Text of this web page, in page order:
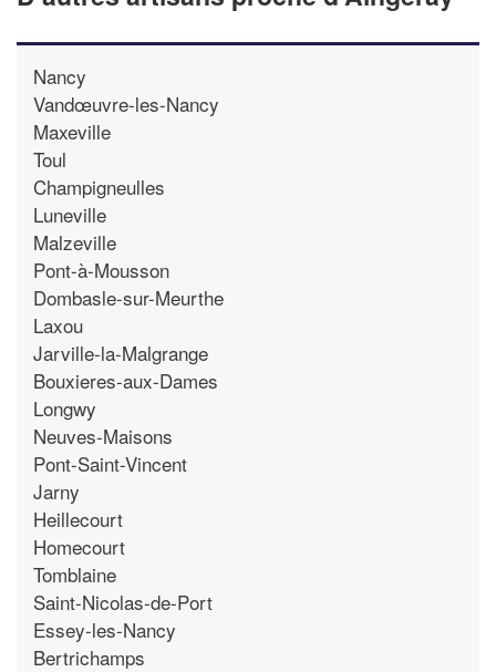
Nancy
Vandœuvre-les-Nancy
Maxeville
Toul
Champigneulles
Luneville
Malzeville
Pont-à-Mousson
Dombasle-sur-Meurthe
Laxou
Jarville-la-Malgrange
Bouxieres-aux-Dames
Longwy
Neuves-Maisons
Pont-Saint-Vincent
Jarny
Heillecourt
Homecourt
Tomblaine
Saint-Nicolas-de-Port
Essey-les-Nancy
Bertrichamps